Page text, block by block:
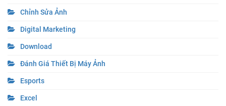
Chỉnh Sửa Ảnh
Digital Marketing
Download
Đánh Giá Thiết Bị Máy Ảnh
Esports
Excel